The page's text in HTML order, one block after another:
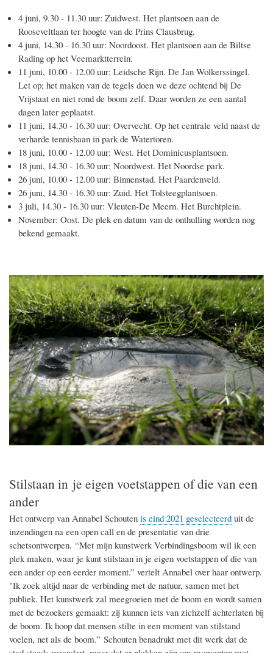
4 juni, 9.30 - 11.30 uur: Zuidwest. Het plantsoen aan de
Rooseveltlaan ter hoogte van de Prins Clausbrug.
4 juni, 14.30 - 16.30 uur: Noordoost. Het plantsoen aan de Biltse
Rading op het Veemarktterrein.
11 juni, 10.00 - 12.00 uur: Leidsche Rijn. De Jan Wolkerssingel.
Let op; het maken van de tegels doen we deze ochtend bij De
Vrijstaat en niet rond de boom zelf. Daar worden ze een aantal
dagen later geplaatst.
11 juni, 14.30 - 16.30 uur: Overvecht. Op het centrale veld naast de
verharde tennisbaan in park de Watertoren.
18 juni, 10.00 - 12.00 uur: West. Het Dominicusplantsoen.
18 juni, 14.30 - 16.30 uur: Noordwest. Het Noordse park.
26 juni, 10.00 - 12.00 uur: Binnenstad. Het Paardenveld.
26 juni, 14.30 - 16.30 uur: Zuid. Het Tolsteegplantsoen.
3 juli, 14.30 - 16.30 uur: Vleuten-De Meern. Het Burchtplein.
November: Oost. De plek en datum van de onthulling worden nog
bekend gemaakt.
Stilstaan in je eigen voetstappen of die van een
ander
Het ontwerp van Annabel Schouten is eind 2021 geselecteerduit de
inzendingen na een open call en de presentatie van drie
schetsontwerpen. “Met mijn kunstwerk Verbindingsboom wil ik een
plek maken, waar je kunt stilstaan in je eigen voetstappen of die van
een ander op een eerder moment.” vertelt Annabel over haar ontwerp.
"Ik zoek altijd naar de verbinding met de natuur, samen met het
publiek. Het kunstwerk zal meegroeien met de boom en wordt samen
met de bezoekers gemaakt: zij kunnen iets van zichzelf achterlaten bij
de boom. Ik hoop dat mensen stilte in een moment van stilstand
voelen, net als de boom.” Schouten benadrukt met dit werk dat de